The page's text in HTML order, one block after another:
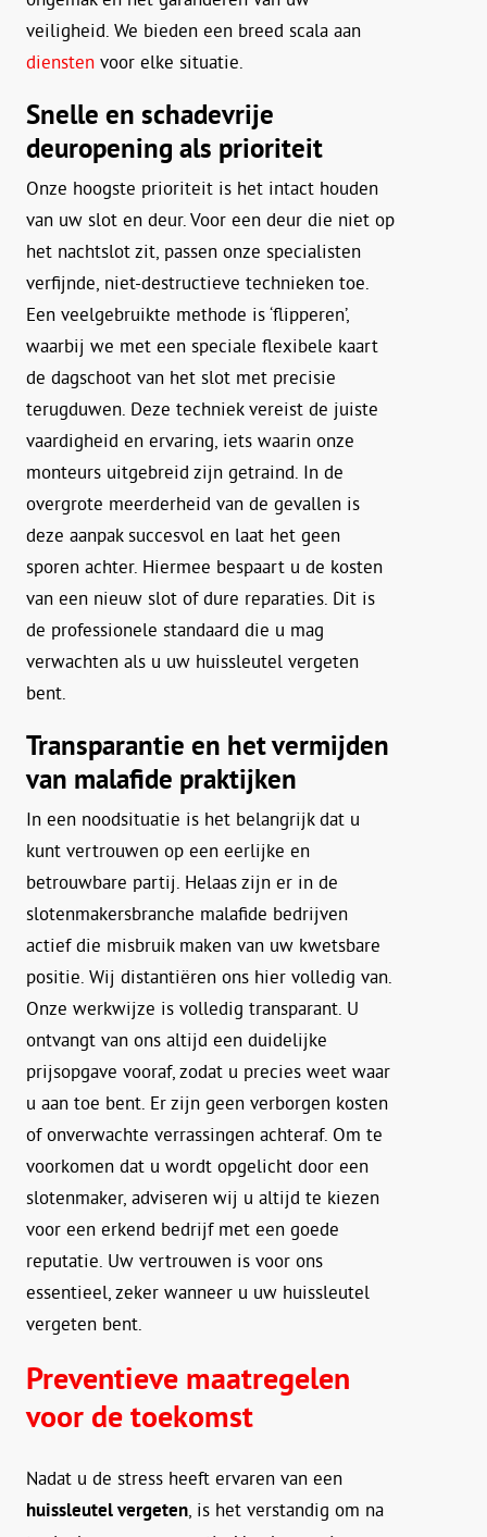
veiligheid. We bieden een breed scala aan
diensten voor elke situatie.
Snelle en schadevrije
deuropening als prioriteit
Onze hoogste prioriteit is het intact houden
van uw slot en deur. Voor een deur die niet op
het nachtslot zit, passen onze specialisten
verfijnde, niet-destructieve technieken toe.
Een veelgebruikte methode is ‘flipperen’,
waarbij we met een speciale flexibele kaart
de dagschoot van het slot met precisie
terugduwen. Deze techniek vereist de juiste
vaardigheid en ervaring, iets waarin onze
monteurs uitgebreid zijn getraind. In de
overgrote meerderheid van de gevallen is
deze aanpak succesvol en laat het geen
sporen achter. Hiermee bespaart u de kosten
van een nieuw slot of dure reparaties. Dit is
de professionele standaard die u mag
verwachten als u uw huissleutel vergeten
bent.
Transparantie en het vermijden
van malafide praktijken
In een noodsituatie is het belangrijk dat u
kunt vertrouwen op een eerlijke en
betrouwbare partij. Helaas zijn er in de
slotenmakersbranche malafide bedrijven
actief die misbruik maken van uw kwetsbare
positie. Wij distantiëren ons hier volledig van.
Onze werkwijze is volledig transparant. U
ontvangt van ons altijd een duidelijke
prijsopgave vooraf, zodat u precies weet waar
u aan toe bent. Er zijn geen verborgen kosten
of onverwachte verrassingen achteraf. Om te
voorkomen dat u wordt opgelicht door een
slotenmaker, adviseren wij u altijd te kiezen
voor een erkend bedrijf met een goede
reputatie. Uw vertrouwen is voor ons
essentieel, zeker wanneer u uw huissleutel
vergeten bent.
Preventieve maatregelen
voor de toekomst
Nadat u de stress heeft ervaren van een
huissleutel vergeten , is het verstandig om na